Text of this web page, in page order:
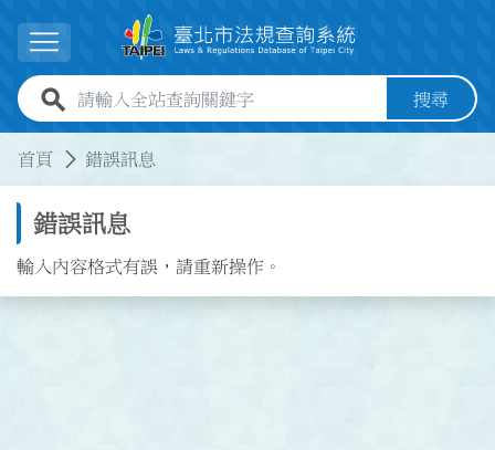
展開選單
全站查詢關鍵字欄位 搜尋
首頁 錯誤訊息
錯誤訊息
輸入內容格式有誤，請重新操作。